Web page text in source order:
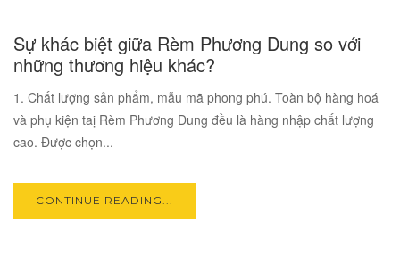
OCT
Sự khác biệt giữa Rèm Phương Dung so với
những thương hiệu khác?
1. Chất lượng sản phẩm, mẫu mã phong phú. Toàn bộ hàng hoá
và phụ kiện taị Rèm Phương Dung đều là hàng nhập chất lượng
cao. Được chọn...
CONTINUE READING...